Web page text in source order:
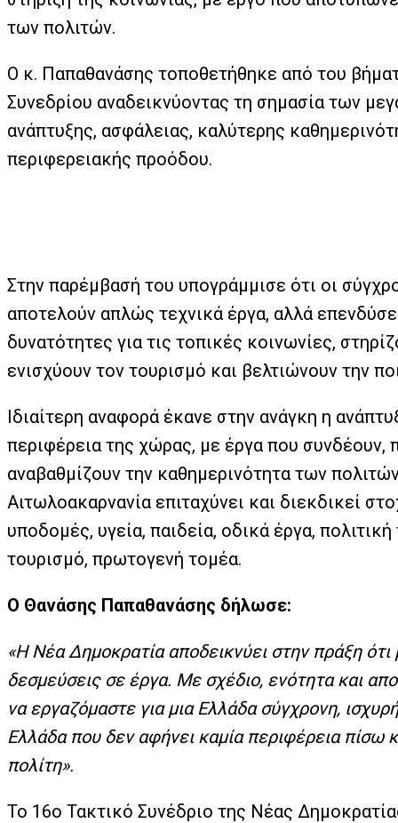
των πολιτών.
Ο κ. Παπαθανάσης τοποθετήθηκε από του
Συνεδρίου αναδεικνύοντας τη σημασία των
ανάπτυξης, ασφάλειας, καλύτερης
περιφερειακής προόδου.
Στην παρέμβασή του υπογράμμισε ότι οι
αποτελούν απλώς τεχνικά έργα, αλλά
δυνατότητες για τις τοπικές κοινωνίες,
ενισχύουν τον τουρισμό και βελτιώνουν την
Ιδιαίτερη αναφορά έκανε στην ανάγκη η
περιφέρεια της χώρας, με έργα που συνδέουν,
αναβαθμίζουν την καθημερινότητα των
Αιτωλοακαρνανία επιταχύνει και διεκδικεί
υποδομές, υγεία, παιδεία, οδικά έργα,
τουρισμό, πρωτογενή τομέα.
Ο Θανάσης Παπαθανάσης δήλωσε:
«Η Νέα Δημοκρατία αποδεικνύει στην πράξη ότι
δεσμεύσεις σε έργα. Με σχέδιο, ενότητα και
να εργαζόμαστε για μια Ελλάδα σύγχρονη,
Ελλάδα που δεν αφήνει καμία περιφέρεια πίσω
πολίτη».
Το 16ο Τακτικό Συνέδριο της Νέας